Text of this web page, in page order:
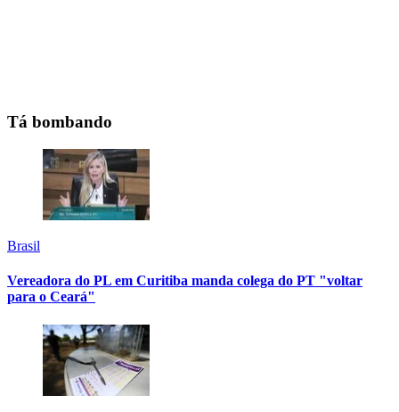
Tá bombando
Brasil
Vereadora do PL em Curitiba manda colega do PT "voltar
para o Ceará"